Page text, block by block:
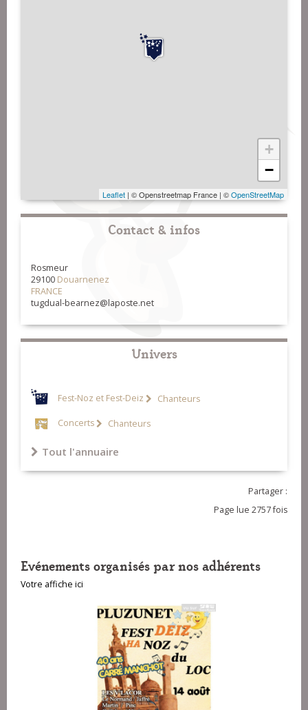
+
−
Leaflet | © Openstreetmap France | ©OpenStreetMap
Contact & infos
Rosmeur
29100 Douarnenez
FRANCE
tugdual-bearnez@laposte.net
Univers
Fest-Noz et Fest-Deiz Chanteurs
Concerts Chanteurs
Tout l'annuaire
Partager :
Page lue 2757 fois
Evénements organisés par nos adhérents
Votre affiche ici